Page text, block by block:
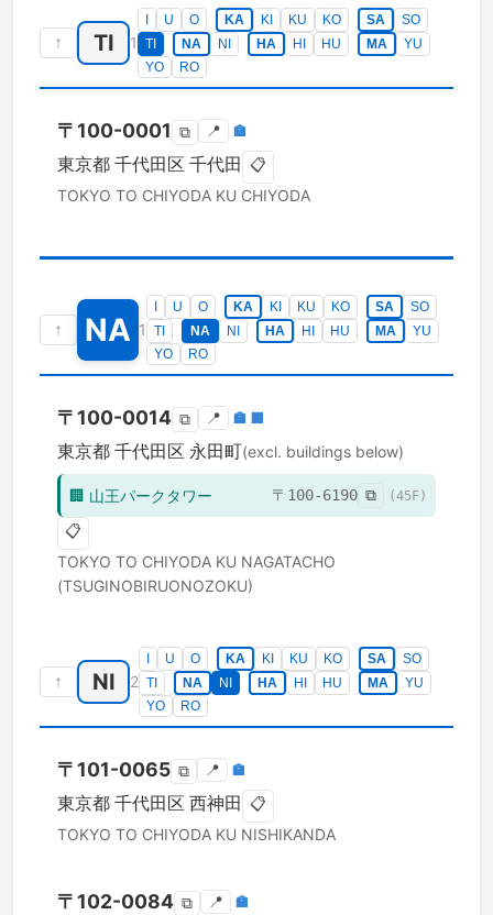
↑ TI 1
U O KA KI KU KO SA
SO
TI
NA NI HA HI HU MA
YU
YO
RO
〒 100-0001 ⧉ 📍 🏣
東京都 千代田区 千代田 📋
TOKYO TO CHIYODA KU CHIYODA
↑ NA 1
U O KA KI KU KO SA
SO
TI
NA NI HA HI HU MA
YU
YO
RO
〒 100-0014 ⧉ 📍 🏣 🏢
東京都 千代田区 永田町(excl. buildings below)
🏢 山王パークタワー 〒 100-6190 ⧉ (45 F)
📋
TOKYO TO CHIYODA KU NAGATACHO
(TSUGINOBIRUONOZOKU)
↑ NI 2
U O KA KI KU KO SA
SO
TI
NA NI HA HI HU MA
YU
YO
RO
〒 101-0065 ⧉ 📍 🏣
東京都 千代田区 西神田 📋
TOKYO TO CHIYODA KU NISHIKANDA
〒 102-0084 ⧉ 📍 🏣